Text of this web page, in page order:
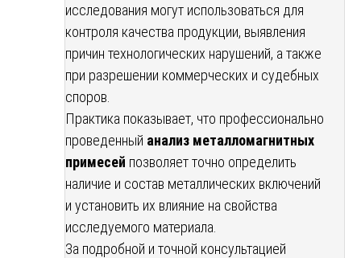
исследования могут использоваться для
контроля качества продукции, выявления
причин технологических нарушений, а также
при разрешении коммерческих и судебных
споров.
Практика показывает, что профессионально
проведенный анализ металломагнитных
примесей позволяет точно определить
наличие и состав металлических включений
и установить их влияние на свойства
исследуемого материала.
За подробной и точной консультацией